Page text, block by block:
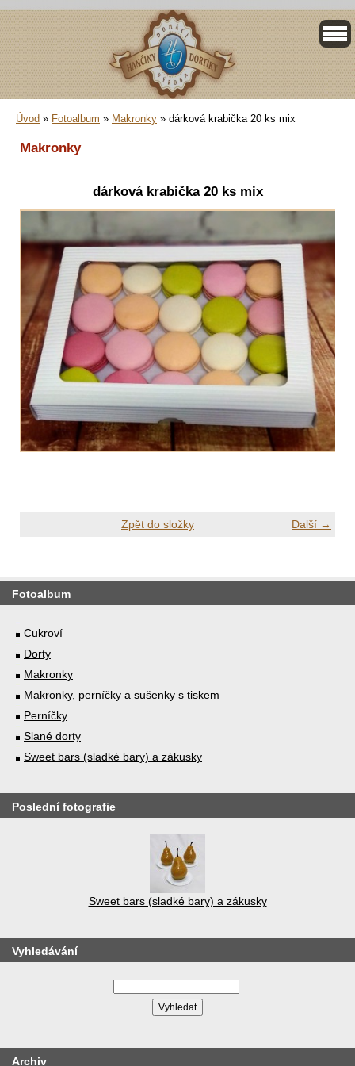
Úvod » Fotoalbum » Makronky » dárková krabička 20 ks mix
Makronky
dárková krabička 20 ks mix
Další →
Zpět do složky
Fotoalbum
Cukroví
Dorty
Makronky
Makronky, perníčky a sušenky s tiskem
Perníčky
Slané dorty
Sweet bars (sladké bary) a zákusky
Poslední fotografie
Sweet bars (sladké bary) a zákusky
Vyhledávání
Archiv